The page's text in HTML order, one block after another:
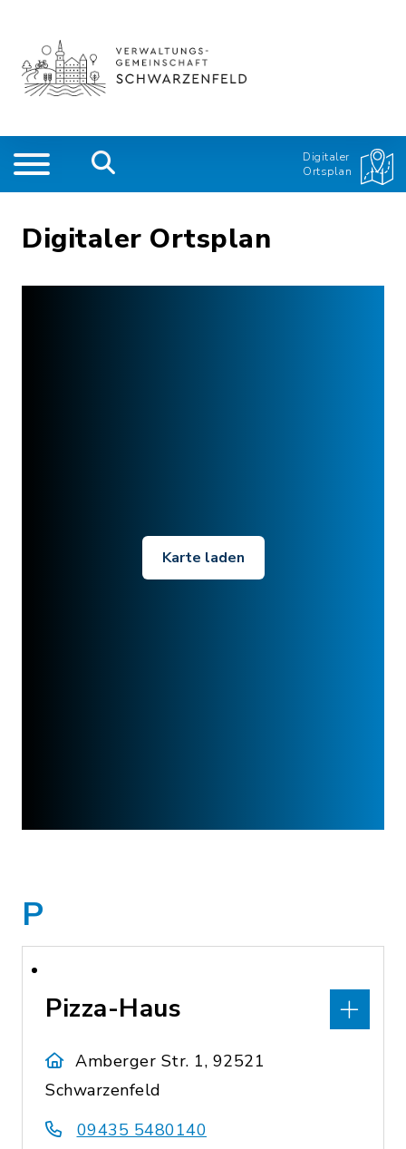
Digitaler
Ortsplan
Digitaler Ortsplan
Karte laden
P
Pizza-Haus
Amberger Str. 1, 92521
Schwarzenfeld
09435 5480140